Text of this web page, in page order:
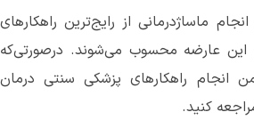
ماساژدرمانی از رایج‌ترین راهکارهای
این عارضه محسوب می‌شوند. درصورتی‌که
انجام راهکارهای پزشکی سنتی درمان
کنید.